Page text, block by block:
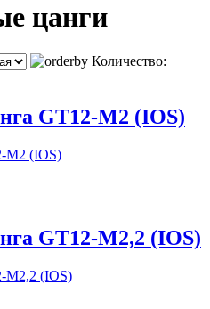
цанги
Количество:
GT12-M2 (IOS)
GT12-M2,2 (IOS)